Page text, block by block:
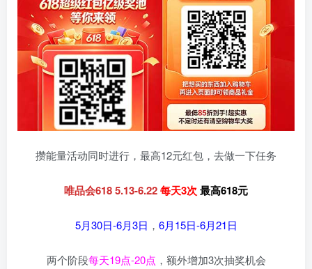
攒能量活动同时进行，最高12元红包，去做一下任务
唯品会618 5.13-6.22每天3次 最高618元
5月30日-6月3日 ， 6月15日-6月21日
两个阶段每天19点-20点 ，额外增加3次抽奖机会